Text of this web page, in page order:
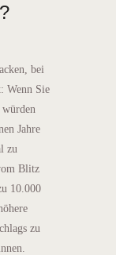
bei
Wenn Sie
Jahre
zu
Blitz
10.000
zu